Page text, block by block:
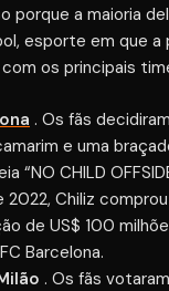
porque a maioria
esporte em que a
os principais
. Os fãs
e uma
“NO CHILD
Chiliz
de US$ 100
Barcelona.
. Os fãs